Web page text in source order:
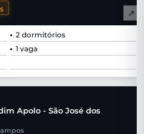
↗
2 dormitórios
1 vaga
Apolo - São José dos